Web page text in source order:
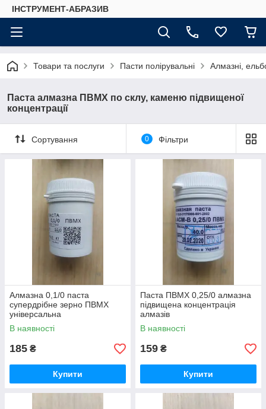
ІНСТРУМЕНТ-АБРАЗИВ
Товари та послуги Пасти полірувальні Алмазні,
Паста алмазна ПВМХ по склу, каменю підвищеної
концентрації
Сортування 0 Фільтри
Алмазна 0,1/0 паста
супердрібне зерно ПВМХ
універсальна
В наявності
185 ₴
Купити
Паста ПВМХ 0,25/0 алмазна
підвищена концентрація
алмазів
В наявності
159 ₴
Купити